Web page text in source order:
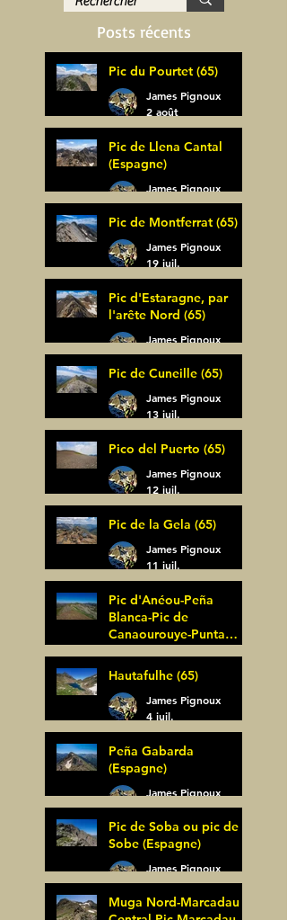
Posts récents
Pic du Pourtet (65)
James Pignoux
2 août
Pic de Llena Cantal
(Espagne)
James Pignoux
30 juil.
Pic de Montferrat (65)
James Pignoux
19 juil.
Pic d'Estaragne, par
l'arête Nord (65)
James Pignoux
14 juil.
Pic de Cuneille (65)
James Pignoux
13 juil.
Pico del Puerto (65)
James Pignoux
12 juil.
Pic de la Gela (65)
James Pignoux
11 juil.
Pic d'Anéou-Peña
Blanca-Pic de
Canaourouye-Punta
James Pignoux
5 juil.
Hautafulhe (65)
James Pignoux
4 juil.
Peña Gabarda
(Espagne)
James Pignoux
27 juin
Pic de Soba ou pic de
Sobe (Espagne)
James Pignoux
25 juin
Muga Nord-Marcadau